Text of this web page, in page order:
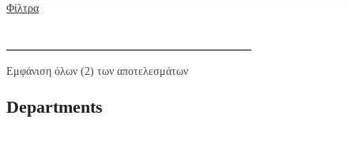
Φίλτρα
Εμφάνιση όλων (2) των αποτελεσμάτων
Departments